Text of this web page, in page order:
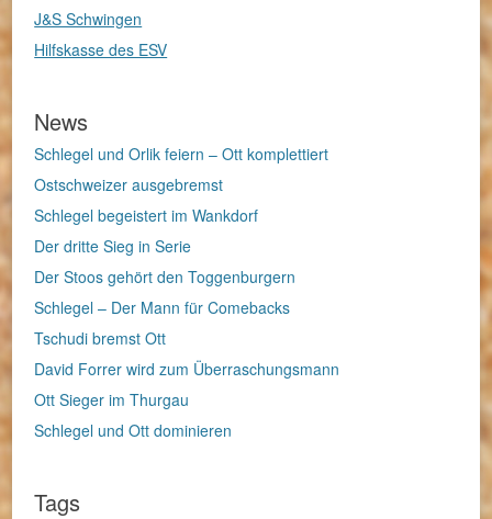
J&S Schwingen
Hilfskasse des ESV
News
Schlegel und Orlik feiern – Ott komplettiert
Ostschweizer ausgebremst
Schlegel begeistert im Wankdorf
Der dritte Sieg in Serie
Der Stoos gehört den Toggenburgern
Schlegel – Der Mann für Comebacks
Tschudi bremst Ott
David Forrer wird zum Überraschungsmann
Ott Sieger im Thurgau
Schlegel und Ott dominieren
Tags